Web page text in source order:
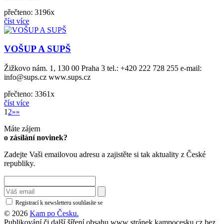
přečteno: 3196x
číst více
VOŠUP A SUPŠ
Žižkovo nám. 1, 130 00 Praha 3 tel.: +420 222 728 255 e-mail:
info@sups.cz www.sups.cz
přečteno: 3361x
číst více
1 2»»
Máte zájem
o zásílání novinek?
Zadejte Vaši emailovou adresu a zajistěte si tak aktuality z České
republiky.
Registrací k newsletteru souhlasíte se
© 2026 Kam po Česku.
Publikování či další šíření obsahu www stránek kampocesku.cz bez